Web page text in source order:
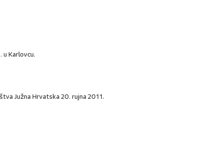
Karlovcu.
Južna Hrvatska 20. rujna 2011.